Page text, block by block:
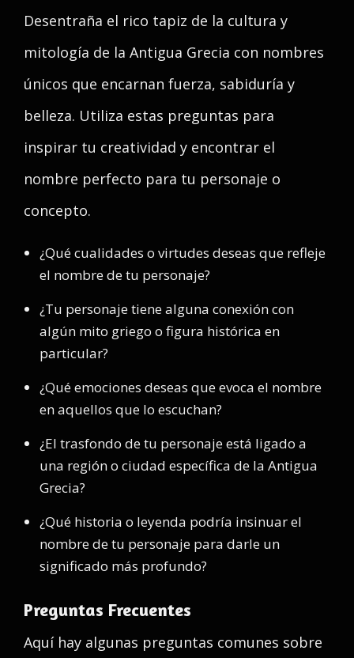
Desentraña el rico tapiz de la cultura y
mitología de la Antigua Grecia con nombres
únicos que encarnan fuerza, sabiduría y
belleza. Utiliza estas preguntas para
inspirar tu creatividad y encontrar el
nombre perfecto para tu personaje o
concepto.
¿Qué cualidades o virtudes deseas que refleje
el nombre de tu personaje?
¿Tu personaje tiene alguna conexión con
algún mito griego o figura histórica en
particular?
¿Qué emociones deseas que evoca el nombre
en aquellos que lo escuchan?
¿El trasfondo de tu personaje está ligado a
una región o ciudad específica de la Antigua
Grecia?
¿Qué historia o leyenda podría insinuar el
nombre de tu personaje para darle un
significado más profundo?
Preguntas Frecuentes
Aquí hay algunas preguntas comunes sobre